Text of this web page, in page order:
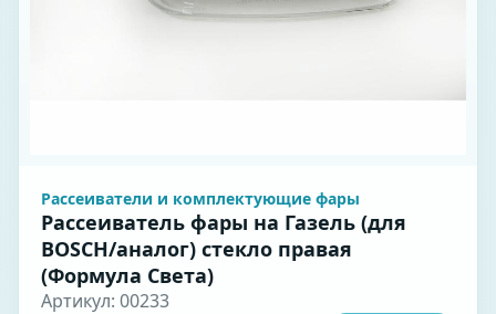
Рассеиватели и комплектующие фары
Рассеиватель фары на Газель (для
BOSCH/аналог) стекло правая
(Формула Света)
Артикул: 00233